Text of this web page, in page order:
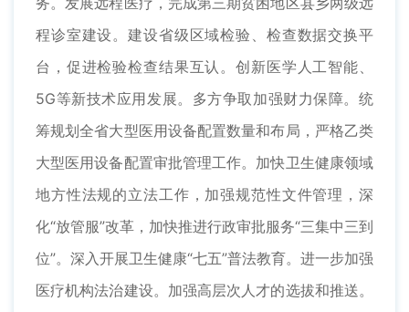
程诊室建设。建设省级区域检验、检查数据交换平
台，促进检验检查结果互认。创新医学人工智能、
5G等新技术应用发展。多方争取加强财力保障。统
筹规划全省大型医用设备配置数量和布局，严格乙类
大型医用设备配置审批管理工作。加快卫生健康领域
地方性法规的立法工作，加强规范性文件管理，深
化“放管服”改革，加快推进行政审批服务“三集中三到
位”。深入开展卫生健康“七五”普法教育。进一步加强
医疗机构法治建设。加强高层次人才的选拔和推送。